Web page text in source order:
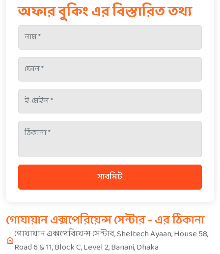
অফার বুকিং এর বিস্তারিত তথ্য
সাবমিট
গোযায়ান এক্সপেরিয়েন্স সেন্টার - এর ঠিকানা
গোযায়ান এক্সপেরিয়েন্স সেন্টার, Sheltech Ayaan, House 58,
Road 6 & 11, Block C, Level 2, Banani, Dhaka